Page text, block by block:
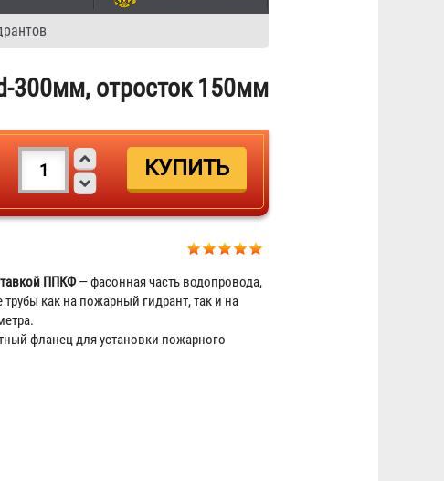
300мм, отросток 150мм
ППКФ— фасонная часть водопровода,
как на пожарный гидрант, так и на
фланец для установки пожарного
Крест фланцевый с пожарной
подставкой ППКФ (чугун) d-
300мм, отросток 150мм